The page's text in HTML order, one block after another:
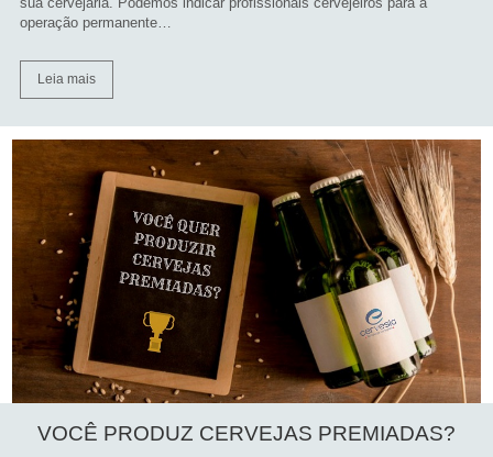
operação permanente…
Leia mais
VOCÊ PRODUZ CERVEJAS PREMIADAS?